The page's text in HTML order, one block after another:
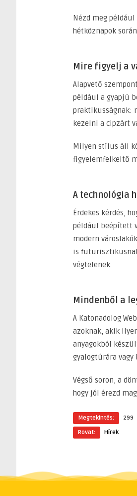
Nézd meg
hétköznapok
Mire figyelj a
Alapvető
például a gyapjú
praktikusságnak:
kezelni a cipzárt
Milyen stílus áll
figyelemfelkeltő
A technológia
Érdekes kérdés,
például beépített
modern
is
végtelenek.
Mindenből a
A Katonadolog
azoknak, akik
anyagokból
gyalogtúrára
Végső soron, a
hogy jól érezd
Megtekintés:
299
Rovat:
Hírek